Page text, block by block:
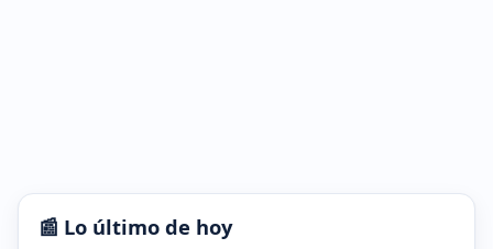
📰 Lo último de hoy